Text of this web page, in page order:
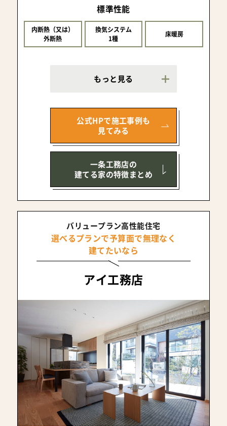
標準性能
内断熱（又は）
外断熱
換気システム
1種
床暖房
もっと見る
公式HPで施工事例も
見てみる
一条工務店の
建てる家の特徴まとめ
バリュープラン高性能住宅
選べるプランで予算面で無理なく
建てたいなら
アイ工務店